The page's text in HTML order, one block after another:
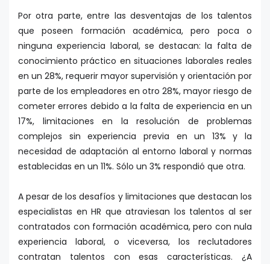
Por otra parte, entre las desventajas de los talentos
que poseen formación académica, pero poca o
ninguna experiencia laboral, se destacan: la falta de
conocimiento práctico en situaciones laborales reales
en un 28%, requerir mayor supervisión y orientación por
parte de los empleadores en otro 28%, mayor riesgo de
cometer errores debido a la falta de experiencia en un
17%, limitaciones en la resolución de problemas
complejos sin experiencia previa en un 13% y la
necesidad de adaptación al entorno laboral y normas
establecidas en un 11%. Sólo un 3% respondió que otra.
A pesar de los desafíos y limitaciones que destacan los
especialistas en HR que atraviesan los talentos al ser
contratados con formación académica, pero con nula
experiencia laboral, o viceversa, los reclutadores
contratan talentos con esas características. ¿A